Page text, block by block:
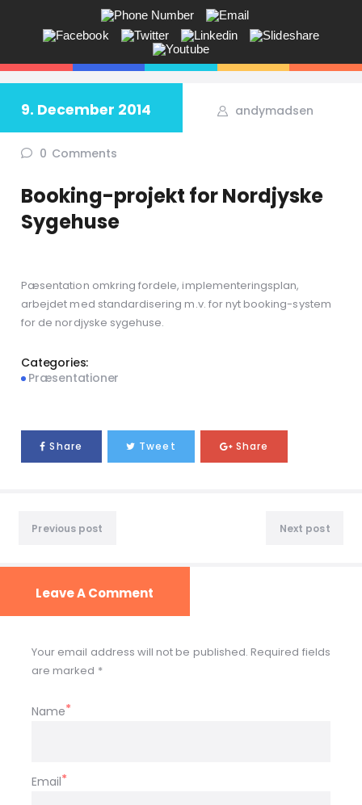
ANDY V.S. MADSEN:
KOMMUNIKATION, COACHING,
EVENTS, NETVÆRK,
Får du ikke sagt tingene på den rigtige måde? Savner du flere kunder
i butikken? Jeg hjælper dig!
9. December 2014 andymadsen
0 Comments
Booking-projekt for Nordjyske
Sygehuse
Pæsentation omkring fordele, implementeringsplan,
arbejdet med standardisering m.v. for nyt booking-system
for de nordjyske sygehuse.
Categories:
Præsentationer
Share Tweet Share
Previous post Next post
Leave A Comment
Your email address will not be published. Required fields
are marked *
Name
Email